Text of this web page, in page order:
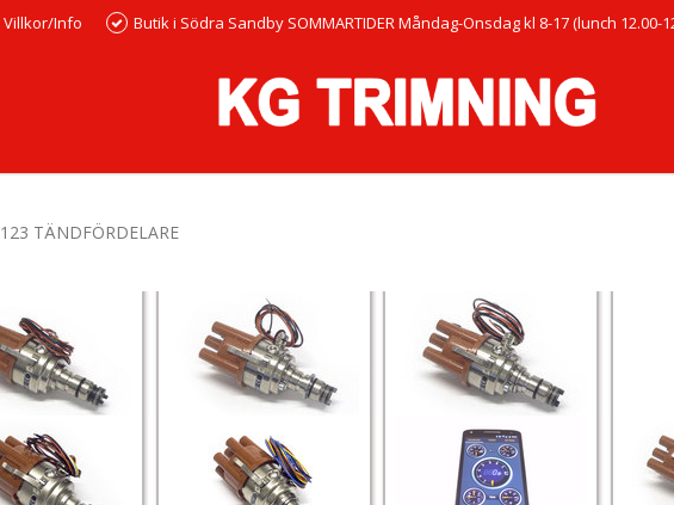
Villkor/Info Butik i Södra Sandby SOMMARTIDER Måndag-Onsdag kl 8-17 (lunch 12.00-
123 TÄNDFÖRDELARE